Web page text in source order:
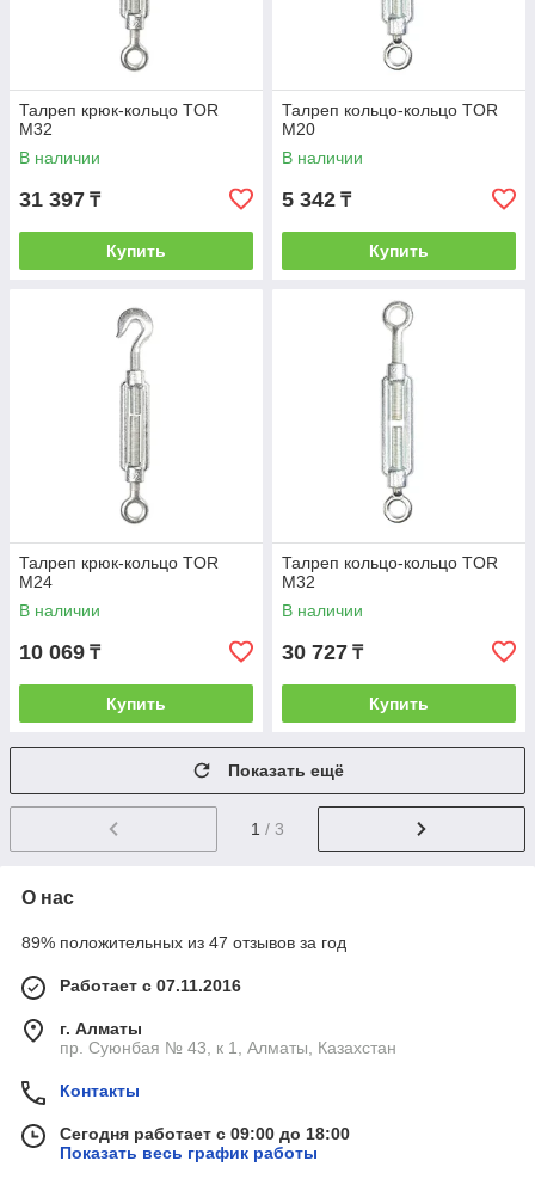
Талреп крюк-кольцо TOR
М32
В наличии
31 397 ₸
Купить
Талреп кольцо-кольцо TOR
М20
В наличии
5 342 ₸
Купить
Талреп крюк-кольцо TOR
М24
В наличии
10 069 ₸
Купить
Талреп кольцо-кольцо TOR
М32
В наличии
30 727 ₸
Купить
Показать ещё
1 / 3
О нас
89% положительных из 47 отзывов за год
Работает с 07.11.2016
г. Алматы
пр. Суюнбая № 43, к 1, Алматы, Казахстан
Контакты
Сегодня работает с 09:00 до 18:00
Показать весь график работы